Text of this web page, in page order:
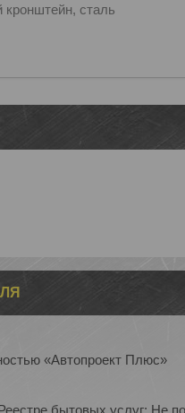
сталь
«Автопроект Плюс»
бытовых услуг: Не